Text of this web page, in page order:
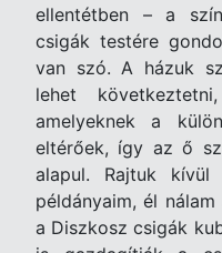
ellentétben – a
csigák testére
van szó. A házuk
lehet
amelyeknek a
eltérőek, így az ő
alapul. Rajtuk kívül
példányaim, él
a Diszkosz csigák